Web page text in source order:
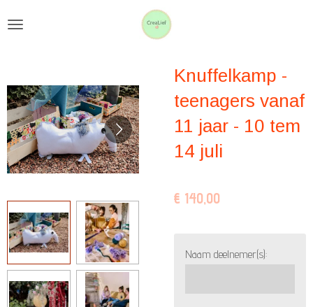
hoofdinhoud
Knuffelkamp -
teenagers vanaf
11 jaar - 10 tem
14 juli
€ 140,00
Naam deelnemer(s):